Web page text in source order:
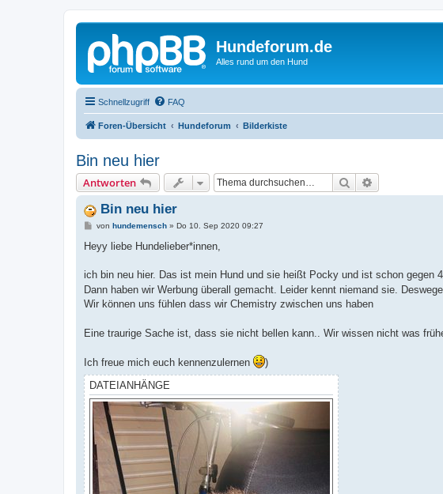
Hundeforum.de
Alles rund um den Hund
Schnellzugriff FAQ
Foren-Übersicht Hundeforum Bilderkiste
Bin neu hier
Antworten Suche
Bin neu hier
B
i
a
von hundemensch» Do 10. Sep 2020 09:27
Heyy liebe Hundelieber*innen,
ich bin neu hier. Das ist mein Hund und sie heißt Pocky und ist schon
Dann haben wir Werbung überall gemacht. Leider kennt niemand sie.
Wir können uns fühlen dass wir Chemistry zwischen uns haben
Eine traurige Sache ist, dass sie nicht bellen kann.. Wir wissen nicht was
Ich freue mich euch kennenzulernen
)
DATEIANHÄNGE